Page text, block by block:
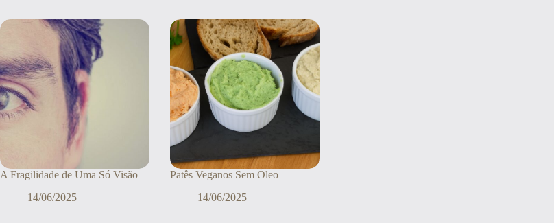
A Fragilidade de Uma Só Visão
14/06/2025
Patês Veganos Sem Óleo
14/06/2025